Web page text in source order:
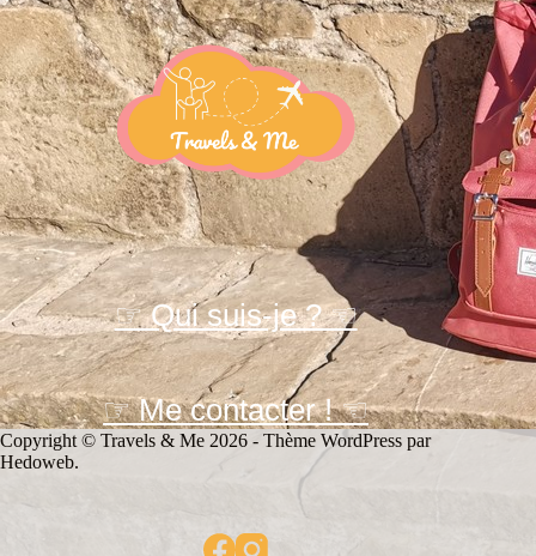
☞ Qui suis-je ? ☜
☞ Me contacter ! ☜
Copyright © Travels & Me 2026 - Thème WordPress par
Hedoweb.